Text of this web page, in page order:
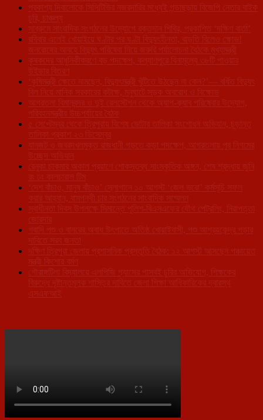
প্রকাশ্য দিবালোকে সিসিটিভির নজরদারির মধ্যেই গন্ডাছড়ায় বিজেপি নেতার বাইক
চুরি, চাঞ্চল্য
সাব্রুমে সাংবাদিক সংগঠনের উদ্যোগে রক্তদান শিবির, প্রকাশিত ‘দক্ষিণ বার্তা’
রবিবার এলেই খোয়াইয়ে ঘণ্টার পর ঘণ্টা বিদ্যুৎহীনতা, বাড়তি বিলেও ক্ষোভ!
জনরোষের আবহে বিদ্যুৎ পরিষেবা নিয়ে জরুরি পর্যালোচনা বৈঠকে মুখ্যমন্ত্রী
কৃষকদের আধুনিকীকরণে বড় পদক্ষেপ, কল্যাণপুরে বিনামূল্যে ৩৮টি পাওয়ার
উইডার বিতরণ
‘কৃষিমন্ত্রী ক্ষেতে নামছেন, বিদ্যুৎমন্ত্রী খুঁটিতে উঠছেন না কেন?’— বর্ধিত বিদ্যুৎ
বিল নিয়ে মানিক সরকারের কটাক্ষ, মনুঘাটে সড়ক অবরোধ ও বিক্ষোভ
আগরতলা বিমানবন্দর ও দুই রেলস্টেশন থেকে অ্যাপ-ক্যাব পরিষেবার উদ্যোগ,
পরিবহনমন্ত্রীর উচ্চপর্যায়ের বৈঠক
৫ সেপ্টেম্বর থেকে ত্রিপুরায় বিশেষ ভোটার তালিকা সংশোধন অভিযান, চূড়ান্ত
তালিকা প্রকাশ ২৩ ডিসেম্বর
যানজট ও জবরদখলমুক্ত রাজধানী গড়তে কড়া পদক্ষেপ, আগরতলায় পুর নিগমের
উচ্ছেদ অভিযান
রেনুকা চাকমার অকাল প্রয়াণে শোকস্তব্ধ সাংস্কৃতিক অঙ্গন, শেষ শ্রদ্ধায় জুনি
রং ঢং কালচারাল টিম
‘দেশ বাঁচাও, মানুষ বাঁচাও’ স্লোগানে ১০ আগস্ট ‘জেল ভরো’ কর্মসূচি সফল
করার আহ্বান, বামপন্থী চার সংগঠনের সাংবাদিক সম্মেলন
স্বাধীনতা দিবস উপলক্ষে সিমান্তে পুলিশ-বিএসএফের যৌথ পেট্রলিং, নিরাপত্তা
জোরদার
গবাদি পশু ও বানরের অবাধ উৎপাতে অতিষ্ঠ খোয়াইবাসী, পশু আশ্রয়কেন্দ্র গড়ার
দাবিতে সরব জনতা
দক্ষিণ ত্রিপুরা জেলায় প্রশাসনিক প্রস্তুতি বৈঠক: ১২ আগস্ট আসছেন পঞ্চায়েত
মন্ত্রী কিশোর বর্মণ
গৌরাঙ্গটিলা বিদ্যালয়ে এলপিজি গ্যাসের পাসবই চুরির অভিযোগ, শিক্ষকের
বিরুদ্ধে দৃষ্টান্তমূলক শাস্তির দাবিতে জেলা শিক্ষা আধিকারিকের দ্বারস্থ
এসএফআই